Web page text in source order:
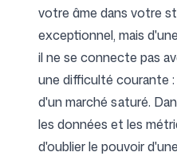
Pour les
Blog
votre âme dans votre
exceptionnel, mais
il ne se connecte pas
une difficulté courante
d'un marché saturé.
les données et les
d'oublier le pouvoir